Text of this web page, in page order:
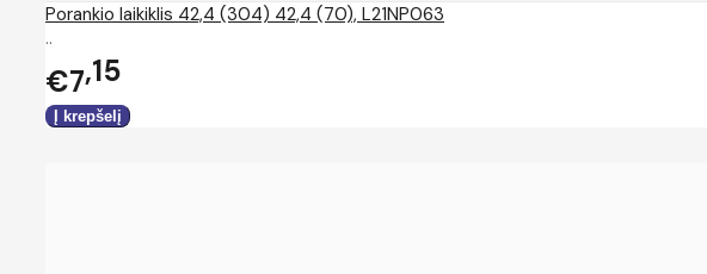
Porankio laikiklis 42,4 (304) 42,4 (70), L21NP063
..
€7 15